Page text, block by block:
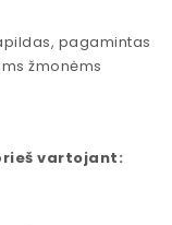
pagamintas
žmonėms
vartojant: